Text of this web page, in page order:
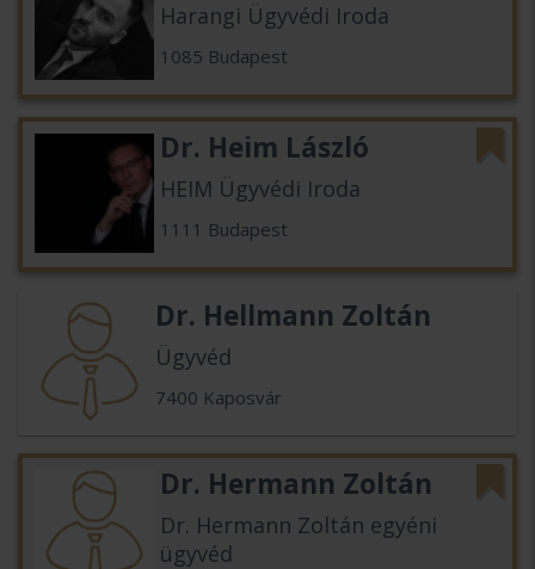
Harangi Ügyvédi Iroda
1085 Budapest
Dr. Heim László
HEIM Ügyvédi Iroda
1111 Budapest
Dr. Hellmann Zoltán
Ügyvéd
7400 Kaposvár
Dr. Hermann Zoltán
Dr. Hermann Zoltán egyéni
ügyvéd